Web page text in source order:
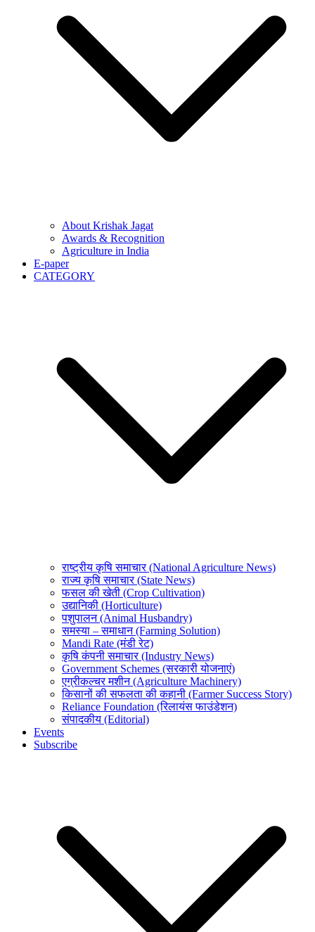
About Krishak Jagat
Awards & Recognition
Agriculture in India
E-paper
CATEGORY
राष्ट्रीय कृषि समाचार (National Agriculture News)
राज्य कृषि समाचार (State News)
फसल की खेती (Crop Cultivation)
उद्यानिकी (Horticulture)
पशुपालन (Animal Husbandry)
समस्या – समाधान (Farming Solution)
Mandi Rate (मंडी रेट)
कृषि कंपनी समाचार (Industry News)
Government Schemes (सरकारी योजनाएं)
एग्रीकल्चर मशीन (Agriculture Machinery)
किसानों की सफलता की कहानी (Farmer Success Story)
Reliance Foundation (रिलायंस फाउंडेशन)
संपादकीय (Editorial)
Events
Subscribe